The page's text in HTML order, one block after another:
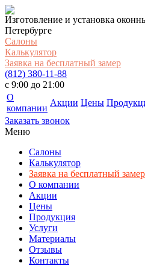
Изготовление и установка
Петербурге
Салоны
Калькулятор
Заявка на бесплатный замер
(812) 380-11-88
c 9:00 до 21:00
О
компании
Акции Цены
Заказать звонок
Меню
Салоны
Калькулятор
Заявка на бесплатный замер
О компании
Акции
Цены
Продукция
Услуги
Материалы
Отзывы
Контакты